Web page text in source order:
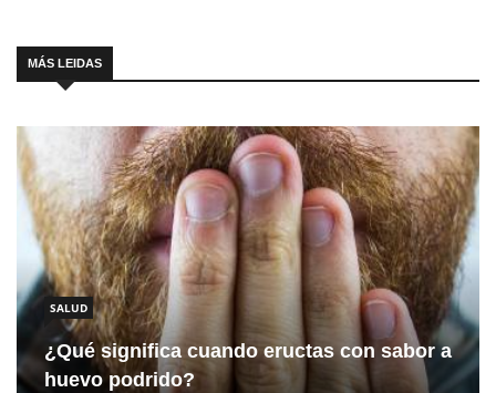
MÁS LEIDAS
SALUD
¿Qué significa cuando eructas con sabor a
huevo podrido?